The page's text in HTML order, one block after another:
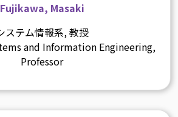
Fujikawa, Masaki
ステム情報系, 教授
and Information Engineering,
Professor